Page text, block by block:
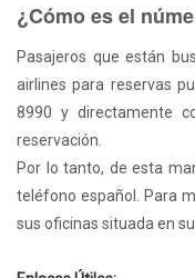
¿Cómo es el
Pasajeros que están
airlines para reservas
8990 y directamente
reservación.
Por lo tanto, de esta
teléfono español. Para
sus oficinas situada en